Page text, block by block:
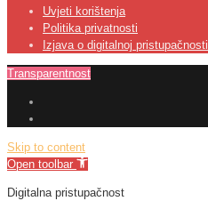
Uvjeti korištenja
Politika privatnosti
Izjava o digitalnoj pristupačnosti
Transparentnost
Skip to content
Open toolbar
Digitalna pristupačnost